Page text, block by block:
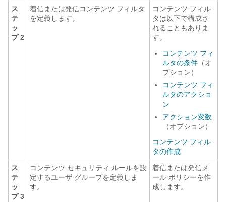
ス
テ
ッ
プ 2
着信または発信コンテンツ フィルタ
を定義します。
コンテンツ フィル
タは以下で構成さ
れることもありま
す。
コンテンツ フィ
ルタの条件 （オ
プション）
コンテンツ フィ
ルタのアクショ
ン
アクション変数
（オプション）
コンテンツ フィル
タの作成
ス
テ
ッ
プ 3
コンテンツ セキュリティ ルールを設
定するユーザ グループを定義しま
す。
着信または発信メ
ール ポリシーを作
成します。